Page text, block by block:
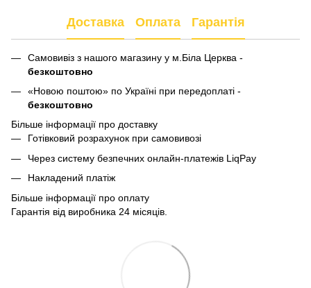
Доставка Оплата Гарантія
Самовивіз з нашого магазину у м.Біла Церква -
безкоштовно
«Новою поштою» по Україні при передоплаті -
безкоштовно
Більше інформації про доставку
Готівковий розрахунок при самовивозі
Через систему безпечних онлайн-платежів LiqPay
Накладений платіж
Більше інформації про оплату
Гарантія від виробника 24 місяців.